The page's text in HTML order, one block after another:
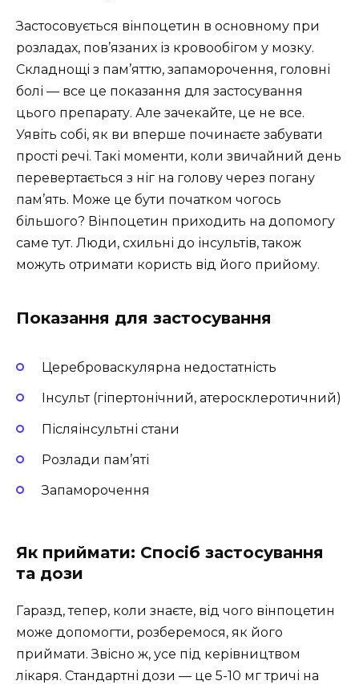
Застосовується вінпоцетин в основному при
розладах, пов’язаних із кровообігом у мозку.
Складнощі з пам’яттю, запаморочення, головні
болі — все це показання для застосування
цього препарату. Але зачекайте, це не все.
Уявіть собі, як ви вперше починаєте забувати
прості речі. Такі моменти, коли звичайний день
перевертається з ніг на голову через погану
пам’ять. Може це бути початком чогось
більшого? Вінпоцетин приходить на допомогу
саме тут. Люди, схильні до інсультів, також
можуть отримати користь від його прийому.
Показання для застосування
Цереброваскулярна недостатність
Інсульт (гіпертонічний, атеросклеротичний)
Післяінсультні стани
Розлади пам’яті
Запаморочення
Як приймати: Спосіб застосування
та дози
Гаразд, тепер, коли знаєте, від чого вінпоцетин
може допомогти, розберемося, як його
приймати. Звісно ж, усе під керівництвом
лікаря. Стандартні дози — це 5-10 мг тричі на